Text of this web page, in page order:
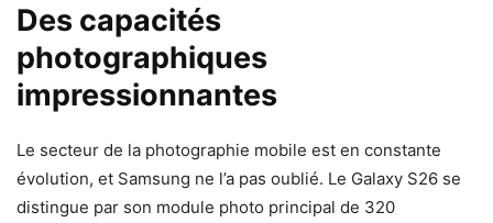
Des capacités
photographiques
impressionnantes
Le secteur de la photographie mobile est en constante
évolution, et Samsung ne l’a pas oublié. Le Galaxy S26 se
distingue par son module photo principal de 320